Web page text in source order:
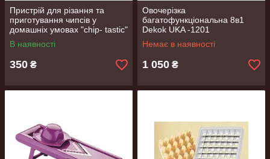
Пристрій для різання та
приготування чипсів у
домашніх умовах "chip- tastic"
В наявності
350 ₴
Овочерізка
багатофункціональна 8в1
Dekok UKA -1201
Немає в наявності
1 050 ₴